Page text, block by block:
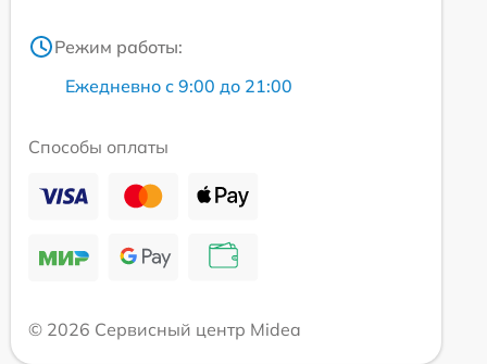
Режим работы:
Ежедневно с 9:00 до 21:00
Способы оплаты
© 2026 Сервисный центр Midea